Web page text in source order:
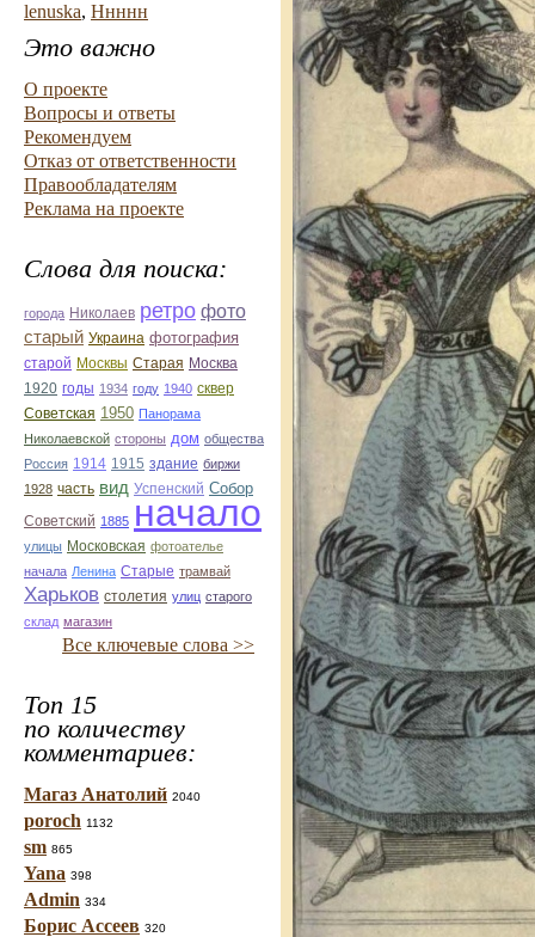
lenuska, Ннннн
Это важно
О проекте
Вопросы и ответы
Рекомендуем
Отказ от ответственности
Правообладателям
Реклама на проекте
Слова для поиска:
города Николаев ретро фото
старый Украина фотография
старой Москвы Старая Москва
1920 годы 1934 году 1940 сквер
Советская 1950 Панорама
Николаевской стороны дом общества
Россия 1914 1915 здание биржи
1928 часть вид Успенский Собор
Советский 1885 начало
улицы Московская фотоателье
начала Ленина Старые трамвай
Харьков столетия улиц старого
склад магазин
Все ключевые слова >>
Топ 15
по количеству
комментариев:
Магаз Анатолий 2040
poroch 1132
sm 865
Yana 398
Admin 334
Борис Ассеев 320